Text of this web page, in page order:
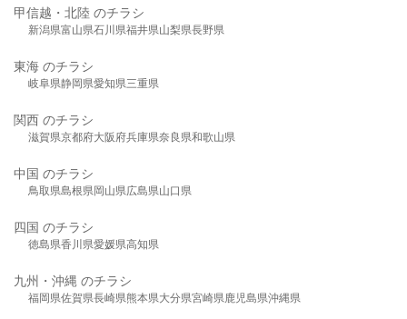
甲信越・北陸 のチラシ
新潟県富山県石川県福井県山梨県長野県
東海 のチラシ
岐阜県静岡県愛知県三重県
関西 のチラシ
滋賀県京都府大阪府兵庫県奈良県和歌山県
中国 のチラシ
鳥取県島根県岡山県広島県山口県
四国 のチラシ
徳島県香川県愛媛県高知県
九州・沖縄 のチラシ
福岡県佐賀県長崎県熊本県大分県宮崎県鹿児島県沖縄県